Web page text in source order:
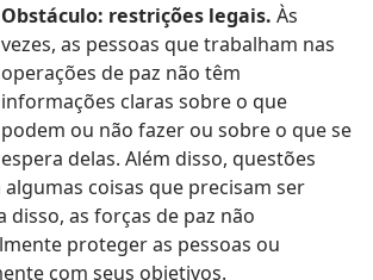
Obstáculo: restrições legais. Às
vezes, as pessoas que trabalham nas
operações de paz não têm
informações claras sobre o que
podem ou não fazer ou sobre o que se
espera delas. Além disso, questões
coisas que precisam ser
disso, as forças de paz não
proteger as pessoas ou
com seus objetivos.